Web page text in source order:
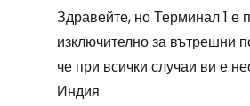
Здравейте, но Терминал 1 е
изключително за вътрешни
че при всички случаи ви е
Индия.